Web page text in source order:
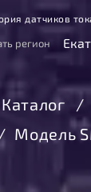
датчиков
регион
Петербург
Каталог
Модель